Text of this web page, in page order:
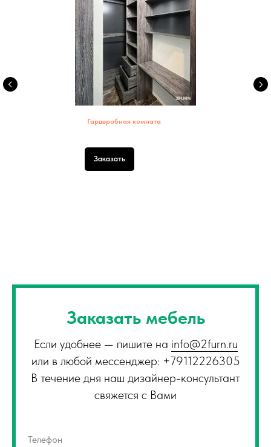
Гардеробная комната
Заказать
Заказать мебель
Если удобнее — пишите на info@2furn.ru
или в любой мессенджер: +79112226305
В течение дня наш дизайнер-консультант
свяжется с Вами
Телефон